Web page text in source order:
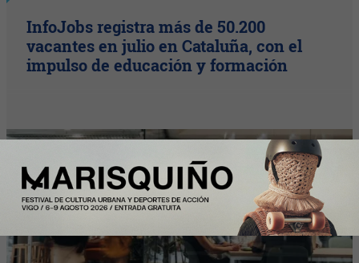
InfoJobs registra más de 50.200
vacantes en julio en Cataluña, con el
impulso de educación y formación